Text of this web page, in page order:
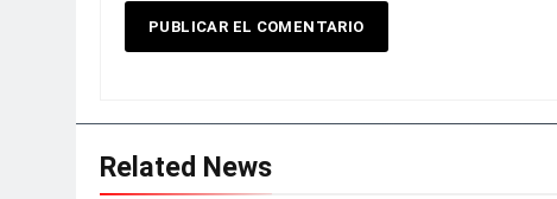
Related News